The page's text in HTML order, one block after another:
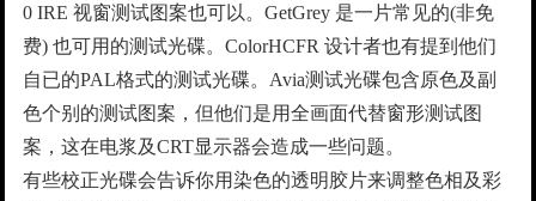
0 IRE 视窗测试图案也可以。GetGrey 是一片常见的(非免
费) 也可用的测试光碟。ColorHCFR 设计者也有提到他们
自已的PAL格式的测试光碟。Avia测试光碟包含原色及副
色个别的测试图案，但他们是用全画面代替窗形测试图
案，这在电浆及CRT显示器会造成一些问题。
有些校正光碟会告诉你用染色的透明胶片来调整色相及彩